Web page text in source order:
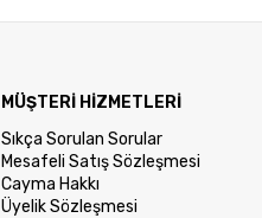
MÜŞTERİ HİZMETLERİ
Sıkça Sorulan Sorular
Mesafeli Satış Sözleşmesi
Cayma Hakkı
Üyelik Sözleşmesi